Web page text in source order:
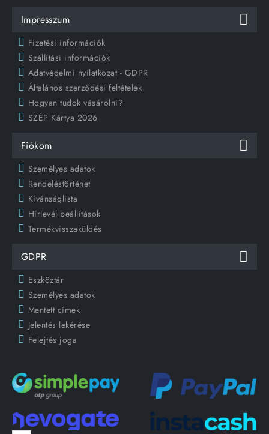
Impresszum
Fizetési információk
Szállítási információk
Adatvédelmi nyilatkozat - GDPR
Általános szerződési feltételek
Hogyan tudok vásárolni?
SZÉP Kártya 2026
Fiókom
Személyes adatok
Rendeléstörténet
Kívánságlista
Hírlevél beállítások
Termékvisszaküldés
GDPR
Eszköztár
Személyes adatok
Mentett címek
Jelentés lekérése
Felejtés joga